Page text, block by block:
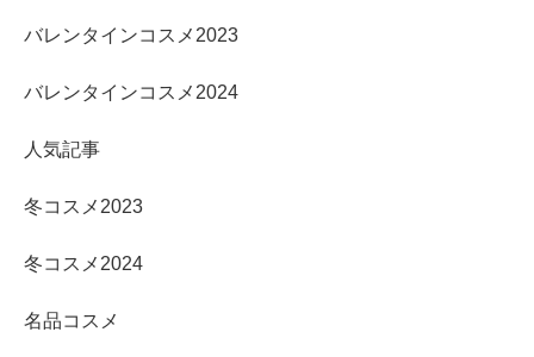
バレンタインコスメ2023
バレンタインコスメ2024
人気記事
冬コスメ2023
冬コスメ2024
名品コスメ